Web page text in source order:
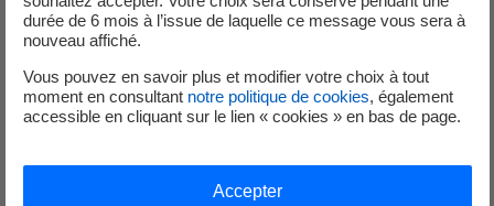
Téléchargez le document pour faire votre demande
PDF - 172,81 Ko
La fiche fournisseur
Téléchargez la fiche fournisseur. Toute demande de création
d'un nouveau producteur en tant que fournisseur ou de
durée de 6 mois à l’issue de laquelle ce message vous sera à
nouveau affiché.
Vous pouvez en savoir plus et modifier votre choix à tout
moment en consultant notre politique de cookies, également
accessible en cliquant sur le lien « cookies » en bas de page.
Accepter